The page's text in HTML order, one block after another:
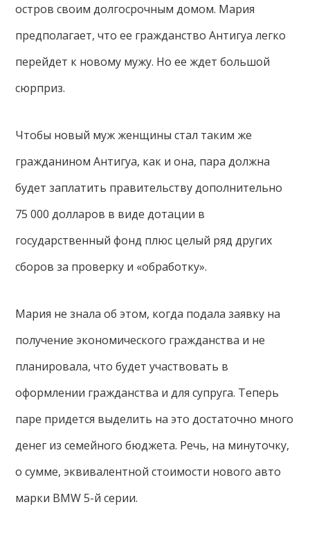
остров своим долгосрочным домом. Мария
предполагает, что ее гражданство Антигуа легко
перейдет к новому мужу. Но ее ждет большой
сюрприз.
Чтобы новый муж женщины стал таким же
гражданином Антигуа, как и она, пара должна
будет заплатить правительству дополнительно
75 000 долларов в виде дотации в
государственный фонд плюс целый ряд других
сборов за проверку и «обработку».
Мария не знала об этом, когда подала заявку на
получение экономического гражданства и не
планировала, что будет участвовать в
оформлении гражданства и для супруга. Теперь
паре придется выделить на это достаточно много
денег из семейного бюджета. Речь, на минуточку,
о сумме, эквивалентной стоимости нового авто
марки BMW 5-й серии.